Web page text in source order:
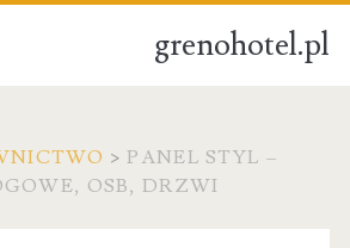
grenohotel.pl
>PANEL STYL –
OSB, DRZWI